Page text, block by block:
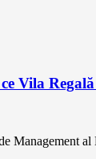
Management al